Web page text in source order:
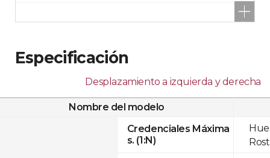
Especificación
Desplazamiento a izquierda y derecha
Nombre del modelo
Credenciales Máxima
s. (1:N)